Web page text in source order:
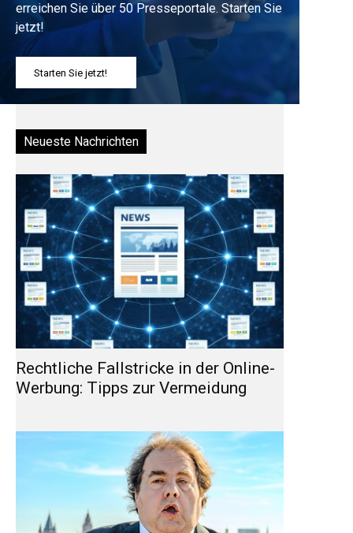
erreichen Sie über 50 Presseportale. Starten Sie
jetzt!
Starten Sie jetzt!
Neueste Nachrichten
Rechtliche Fallstricke in der Online-
Werbung: Tipps zur Vermeidung